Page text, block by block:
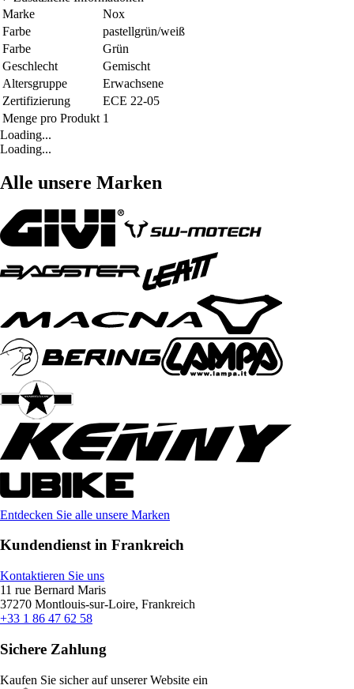
Marke
Nox
Farbe
pastellgrün/weiß
Farbe
Grün
Geschlecht
Gemischt
Altersgruppe
Erwachsene
Zertifizierung
ECE 22-05
Menge pro Produkt 1
Loading...
Loading...
Alle unsere Marken
Entdecken Sie alle unsere Marken
Kundendienst in Frankreich
Kontaktieren Sie uns
11 rue Bernard Maris
37270 Montlouis-sur-Loire, Frankreich
+33 1 86 47 62 58
Sichere Zahlung
Kaufen Sie sicher auf unserer Website ein